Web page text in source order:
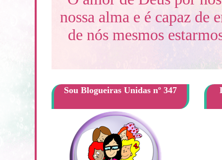
nossa alma e é capaz de
de nós mesmos
Sou Blogueiras Unidas nº 347